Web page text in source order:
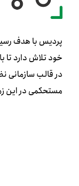
پردیس با هدف
خود تلاش دارد تا
در قالب سازمانی
مستحکمی در این